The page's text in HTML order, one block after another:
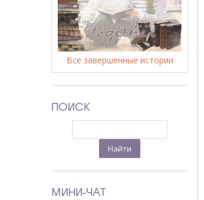
Все завершенные истории
ПОИСК
МИНИ-ЧАТ